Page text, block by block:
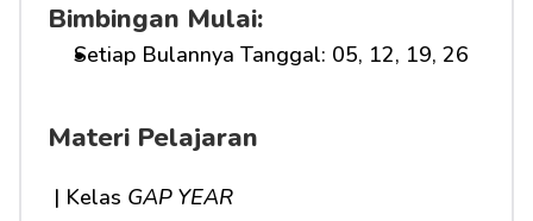
Bimbingan Mulai:
Setiap Bulannya Tanggal: 05, 12, 19, 26
Materi Pelajaran
| Kelas GAP YEAR